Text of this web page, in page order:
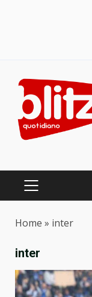
content
PRIMARY
Home » inter
inter